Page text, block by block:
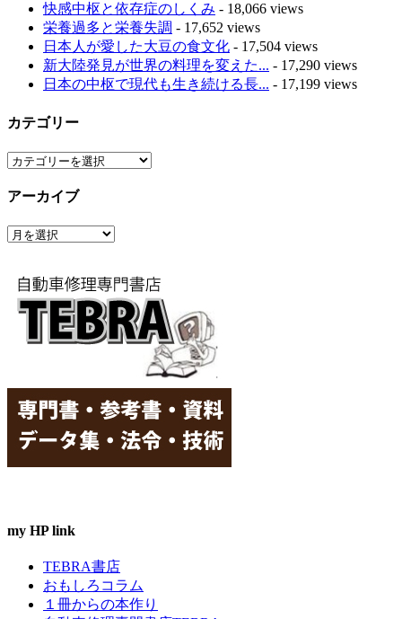
快感中枢と依存症のしくみ - 18,066 views
栄養過多と栄養失調 - 17,652 views
日本人が愛した大豆の食文化 - 17,504 views
新大陸発見が世界の料理を変えた... - 17,290 views
日本の中枢で現代も生き続ける長... - 17,199 views
カテゴリー
カ
ゴ
ー
アーカイブ
ア
イ
ブ
my HP link
TEBRA書店
おもしろコラム
１冊からの本作り